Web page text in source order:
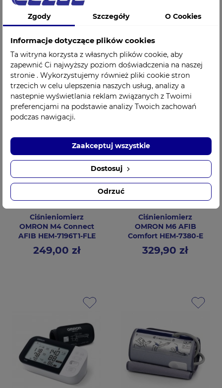
Ciśnieniomierz
OMRON M3 AFIB
Comfort HEM-7196-
FLE
Cena209,00 zł
OMRON M3 AFIB
- Zestaw Promocyjny
Cena 219,00 zł
Ciśnieniomierz
OMRON M4 Connect
AFIB HEM-7196T1-FLE
Cena249,00 zł
Ciśnieniomierz
OMRON M6 AFIB
Comfort HEM-7380-E
Cena329,90 zł
Zgody Szczegóły O Cookies
Informacje dotyczące plików cookies
Ta witryna korzysta z własnych plików cookie, aby
zapewnić Ci najwyższy poziom doświadczenia na naszej
stronie . Wykorzystujemy również pliki cookie stron
trzecich w celu ulepszenia naszych usług, analizy a
nastepnie wyświetlania reklam związanych z Twoimi
preferencjami na podstawie analizy Twoich zachowań
podczas nawigacji.
Odrzuć
Dostosuj
Zaakceptuj wszystkie